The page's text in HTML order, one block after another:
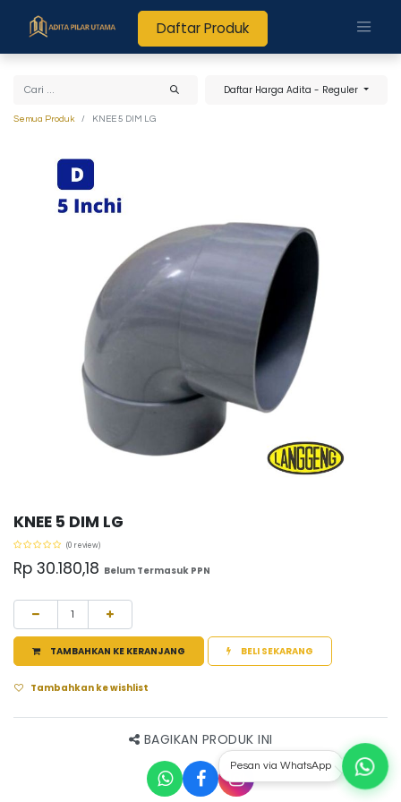
Daftar Produk
Daftar Harga Adita - Reguler
Semua Produk KNEE 5 DIM LG
KNEE 5 DIM LG
(0 review)
Rp 30.180,18 Belum Termasuk PPN
TAMBAHKAN KE KERANJANG BELI SEKARANG
Tambahkan ke wishlist
BAGIKAN PRODUK INI
Pesan via WhatsApp